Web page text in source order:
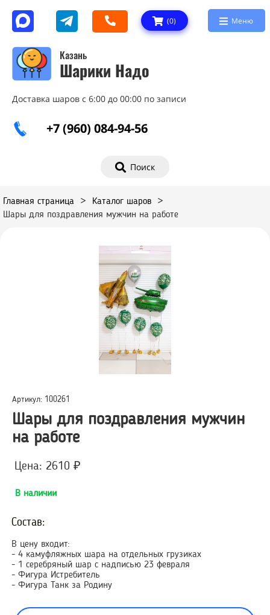
(0) Меню
Казань
Шарики Надо
Доставка шаров с 6:00 до 00:00 по записи
+7 (960) 084-94-56
Поиск
Главная страница > Каталог шаров
>
Шары для поздравления мужчин на работе
Артикул: 100261
Шары для поздравления мужчин
на работе
Цена: 2610 ₽
В наличии
Состав:
В цену входит:
- 4 камуфляжных шара на отдельных грузиках
- 1 серебряный шар с надписью 23 февраля
- Фигура Истребитель
- Фигура Танк за Родину